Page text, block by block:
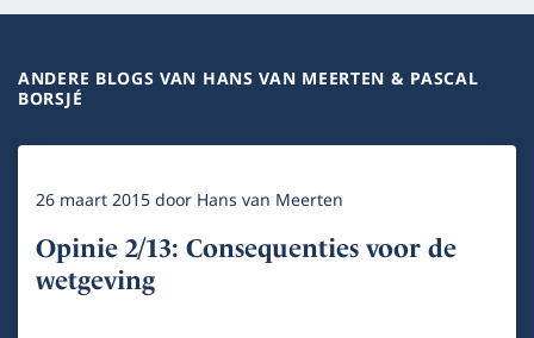
ANDERE BLOGS VAN HANS VAN MEERTEN & PASCAL
BORSJÉ
26 maart 2015door Hans van Meerten
Opinie 2/13: Consequenties voor de
wetgeving